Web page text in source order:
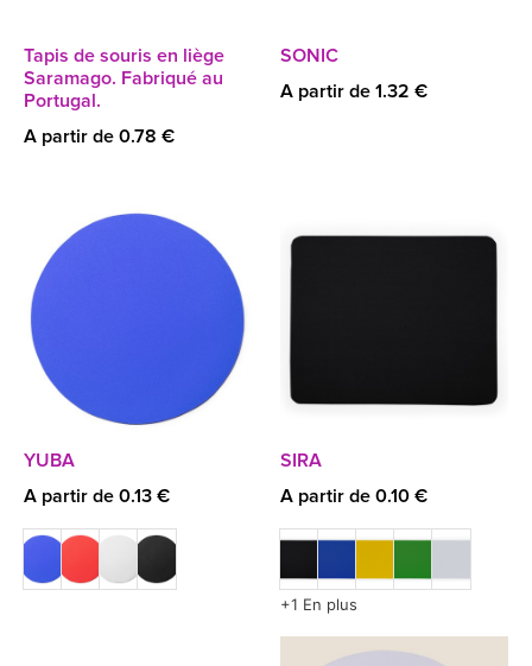
Tapis de souris en liège
Saramago. Fabriqué au
Portugal.
A partir de 0.78 €
SONIC
A partir de 1.32 €
YUBA
A partir de 0.13 €
SIRA
A partir de 0.10 €
+1 En plus